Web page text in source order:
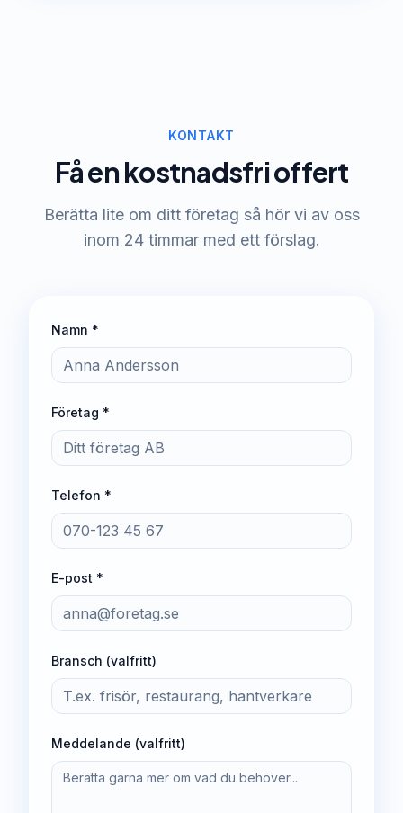
KONTAKT
Få en kostnadsfri offert
Berätta lite om ditt företag så hör vi av oss
inom 24 timmar med ett förslag.
Namn *
Företag *
Telefon *
E-post *
Bransch (valfritt)
Meddelande (valfritt)